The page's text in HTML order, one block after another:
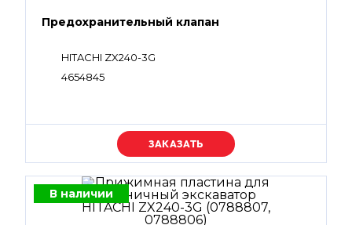
Предохранительный клапан
HITACHI ZX240-3G
4654845
Уточняйте цену
В наличии